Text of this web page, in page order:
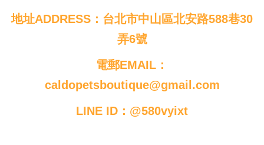
地址ADDRESS：台北市中山區北安路588巷30
弄6號
電郵EMAIL：
caldopetsboutique@gmail.com
LINE ID：@580vyixt